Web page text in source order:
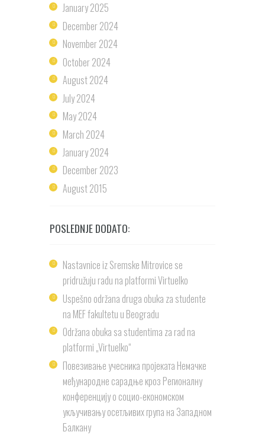
January2025
December2024
November2024
October2024
August2024
July2024
May2024
March 2024
January2024
December2023
August2015
POSLEDNJE DODATO:
Nastavnice iz Sremske Mitrovice se
pridružuju radu na platformi Virtuelko
Uspešno održana druga obuka za studente
na MEF fakultetu u Beogradu
Održana obuka sa studentima za rad na
platformi „Virtuelko“
Повезивање учесника пројеката Немачке
међународне сарадње кроз Регионалну
конференцију о социо-економском
укључивању осетљивих група на Западном
Балкану